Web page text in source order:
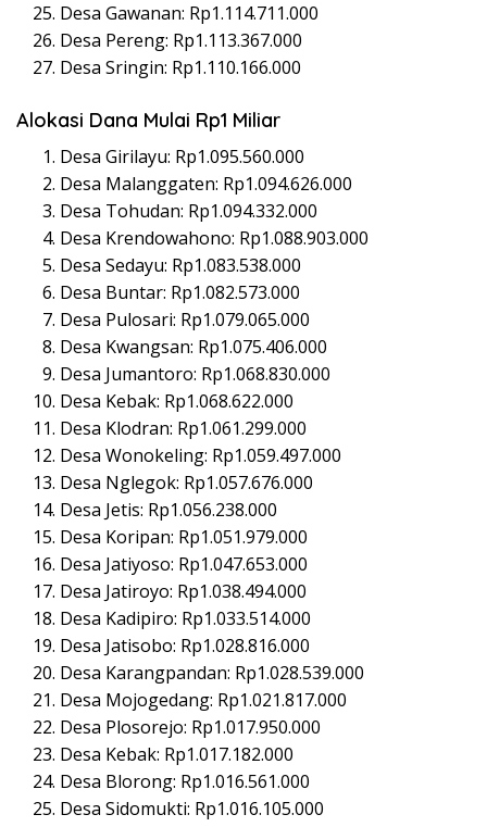
Desa Gawanan: Rp1.114.711.000
Desa Pereng: Rp1.113.367.000
Desa Sringin: Rp1.110.166.000
Alokasi Dana Mulai Rp1 Miliar
Desa Girilayu: Rp1.095.560.000
Desa Malanggaten: Rp1.094.626.000
Desa Tohudan: Rp1.094.332.000
Desa Krendowahono: Rp1.088.903.000
Desa Sedayu: Rp1.083.538.000
Desa Buntar: Rp1.082.573.000
Desa Pulosari: Rp1.079.065.000
Desa Kwangsan: Rp1.075.406.000
Desa Jumantoro: Rp1.068.830.000
Desa Kebak: Rp1.068.622.000
Desa Klodran: Rp1.061.299.000
Desa Wonokeling: Rp1.059.497.000
Desa Nglegok: Rp1.057.676.000
Desa Jetis: Rp1.056.238.000
Desa Koripan: Rp1.051.979.000
Desa Jatiyoso: Rp1.047.653.000
Desa Jatiroyo: Rp1.038.494.000
Desa Kadipiro: Rp1.033.514.000
Desa Jatisobo: Rp1.028.816.000
Desa Karangpandan: Rp1.028.539.000
Desa Mojogedang: Rp1.021.817.000
Desa Plosorejo: Rp1.017.950.000
Desa Kebak: Rp1.017.182.000
Desa Blorong: Rp1.016.561.000
Desa Sidomukti: Rp1.016.105.000